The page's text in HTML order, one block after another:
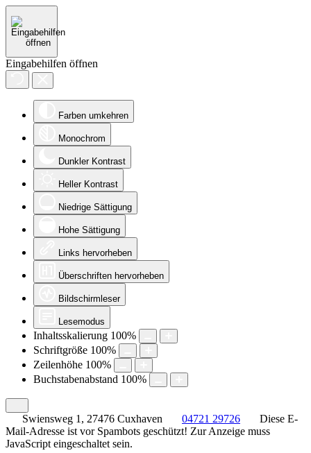
Eingabehilfen öffnen
Farben umkehren
Monochrom
Dunkler Kontrast
Heller Kontrast
Niedrige Sättigung
Hohe Sättigung
Links hervorheben
Überschriften hervorheben
Bildschirmleser
Lesemodus
Inhaltsskalierung 100%
Schriftgröße 100%
Zeilenhöhe 100%
Buchstabenabstand 100%
Swiensweg 1, 27476 Cuxhaven 04721 29726
Diese E-
Mail-Adresse ist vor Spambots geschützt! Zur Anzeige muss
JavaScript eingeschaltet sein.